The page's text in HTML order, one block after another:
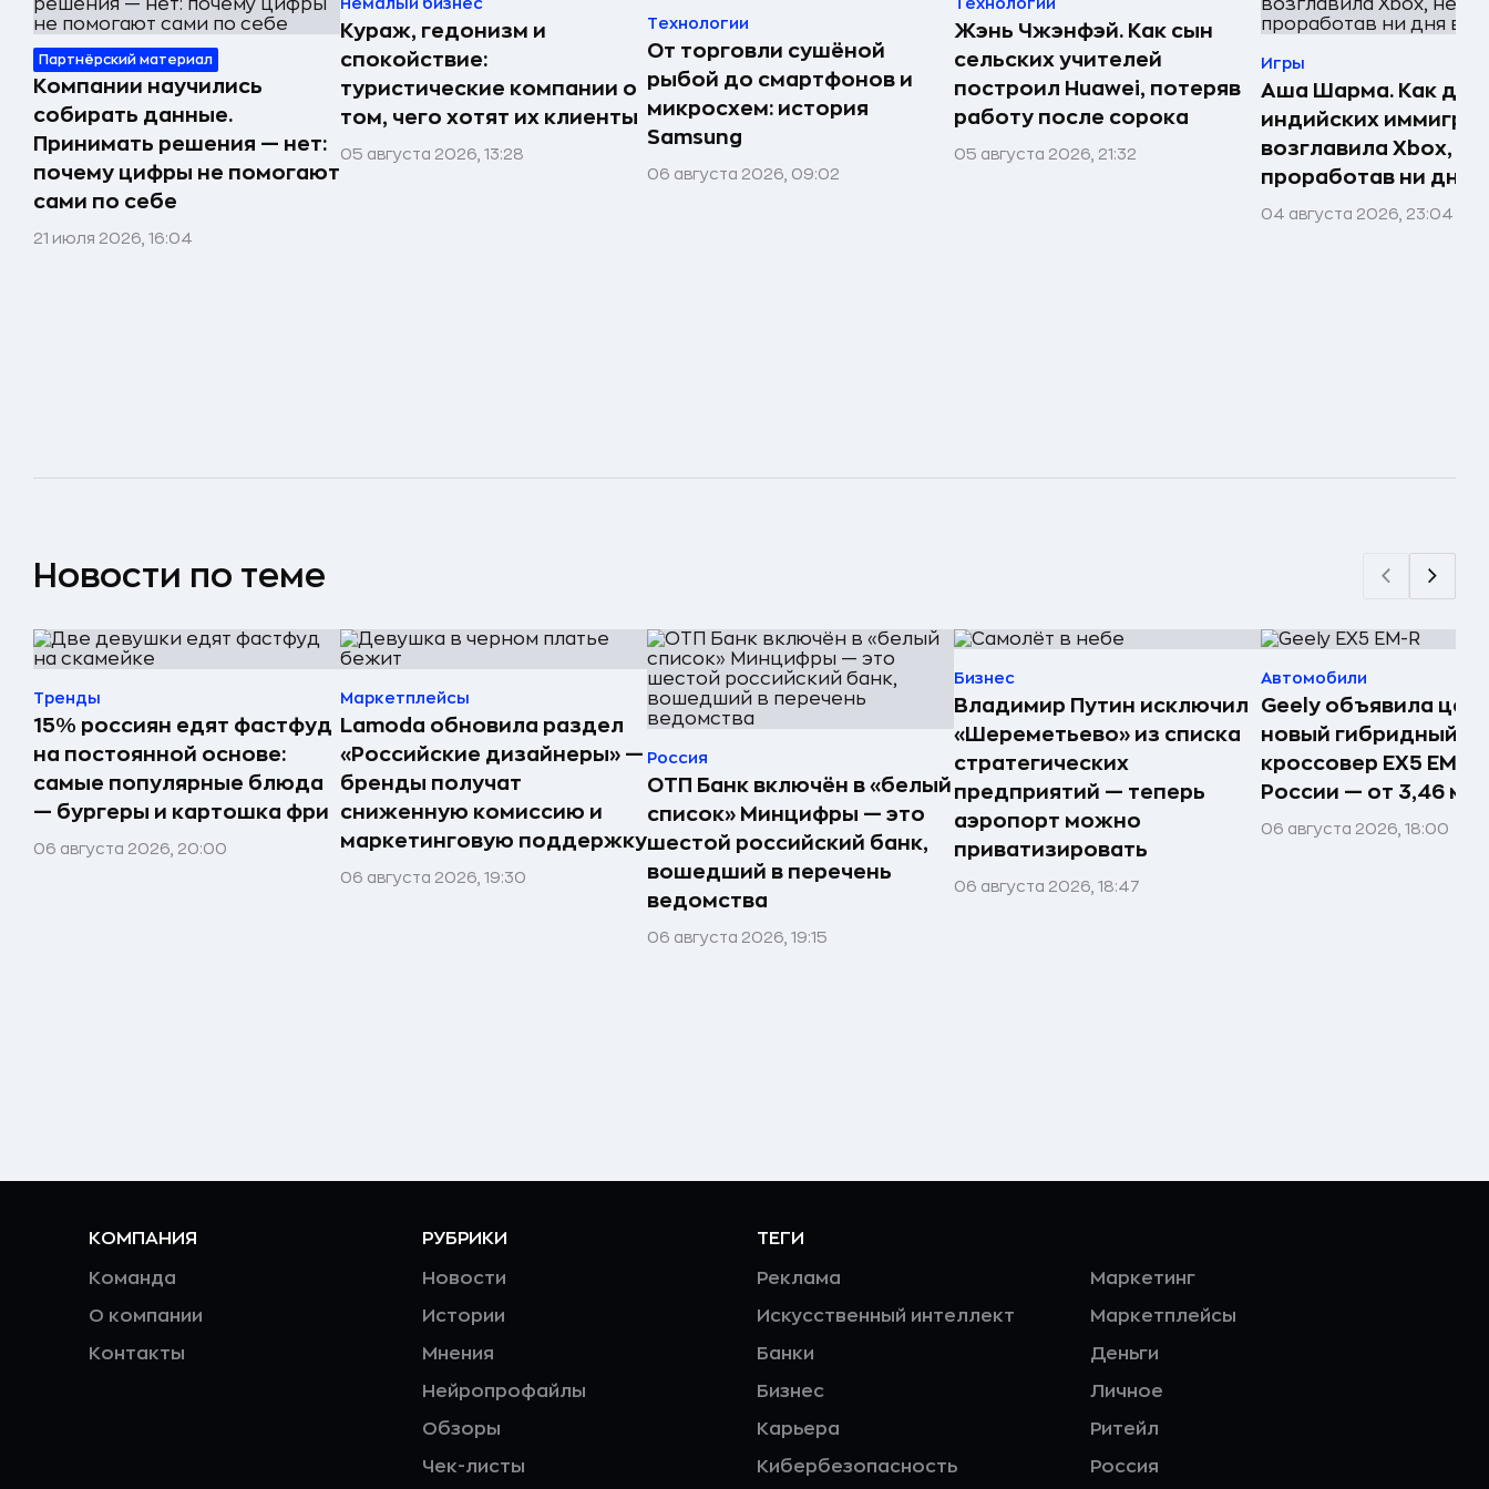
Партнёрский материал
Компании научились
собирать данные.
Принимать решения — нет:
почему цифры не помогают
сами по себе
21 июля 2026, 16:04
Немалый бизнес
Кураж, гедонизм и
спокойствие:
туристические компании о
том, чего хотят их клиенты
05 августа 2026, 13:28
Технологии
От торговли сушёной
рыбой до смартфонов и
микросхем: история
Samsung
06 августа 2026, 09:02
Технологии
Жэнь Чжэнфэй. Как сын
сельских учителей
построил Huawei, потеряв
работу после сорока
05 августа 2026, 21:32
Игры
Аша Шарма. Как
индийских
возглавила Xbox, не
проработав ни дня
04 августа 2026, 23:04
Новости по теме
Тренды
15% россиян едят фастфуд
на постоянной основе:
самые популярные блюда
— бургеры и картошка фри
06 августа 2026, 20:00
Маркетплейсы
Lamoda обновила раздел
«Российские дизайнеры» —
бренды получат
сниженную комиссию и
маркетинговую поддержку
06 августа 2026, 19:30
Россия
ОТП Банк включён в «белый
список» Минцифры — это
шестой российский банк,
вошедший в перечень
ведомства
06 августа 2026, 19:15
Бизнес
Владимир Путин исключил
«Шереметьево» из списка
стратегических
предприятий — теперь
аэропорт можно
приватизировать
06 августа 2026, 18:47
Автомобили
Geely объявила
новый гибридный
кроссовер EX5 EM-R
России — от 3,46
06 августа 2026, 18:00
КОМПАНИЯ
Команда
О компании
Контакты
РУБРИКИ
Новости
Истории
Мнения
Нейропрофайлы
Обзоры
Чек-листы
ТЕГИ
Реклама
Искусственный интеллект
Банки
Бизнес
Карьера
Кибербезопасность
Маркетинг
Маркетплейсы
Деньги
Личное
Ритейл
Россия